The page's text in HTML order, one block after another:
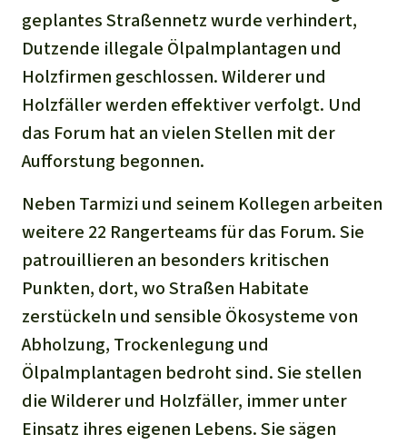
geplantes Straßennetz wurde verhindert,
Dutzende illegale Ölpalmplantagen und
Holzfirmen geschlossen. Wilderer und
Holzfäller werden effektiver verfolgt. Und
das Forum hat an vielen Stellen mit der
Aufforstung begonnen.
Neben Tarmizi und seinem Kollegen arbeiten
weitere 22 Rangerteams für das Forum. Sie
patrouillieren an besonders kritischen
Punkten, dort, wo Straßen Habitate
zerstückeln und sensible Ökosysteme von
Abholzung, Trockenlegung und
Ölpalmplantagen bedroht sind. Sie stellen
die Wilderer und Holzfäller, immer unter
Einsatz ihres eigenen Lebens. Sie sägen